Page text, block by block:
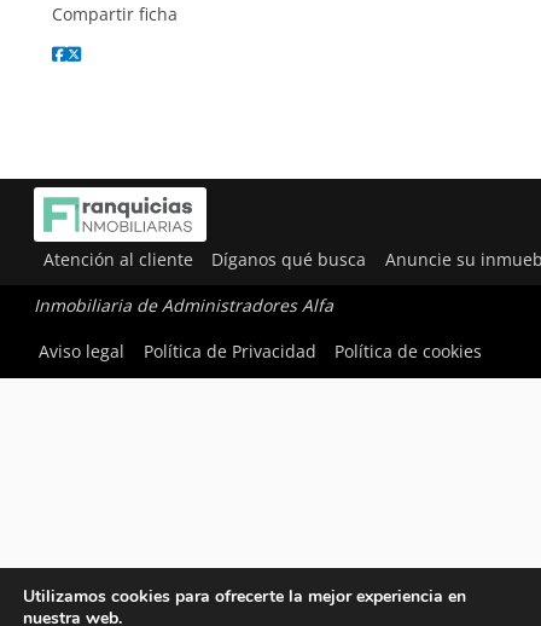
Compartir ficha
Atención al cliente Díganos qué busca Anuncie su
Inmobiliaria de Administradores Alfa
Aviso legal
Política de Privacidad Política de cookies
Utilizamos cookies para ofrecerte la mejor experiencia en
nuestra web.